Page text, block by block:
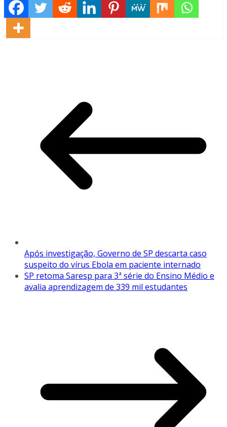
Após investigação, Governo de SP descarta caso
suspeito do vírus Ebola em paciente internado
SP retoma Saresp para 3ª série do Ensino Médio e
avalia aprendizagem de 339 mil estudantes